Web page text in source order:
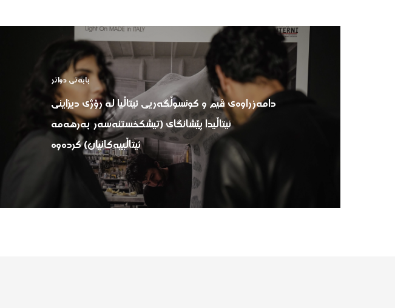
بابەتی دواتر
دامەزراوەی ڤیم و کونسوڵگەریی ئیتاڵیا لە رۆژی دیزاینی
ئیتاڵیدا پێشانگای (تیشکخستنەسەر بەرهەمە
ئیتاڵییەکانیان) کردەوە